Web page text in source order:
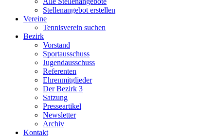
Stellenangebot erstellen
Vereine
Tennisverein suchen
Bezirk
Vorstand
Sportausschuss
Jugendausschuss
Referenten
Ehrenmitglieder
Der Bezirk 3
Satzung
Presseartikel
Newsletter
Archiv
Kontakt